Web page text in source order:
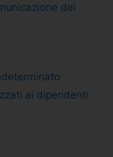
dei
ai dipendenti